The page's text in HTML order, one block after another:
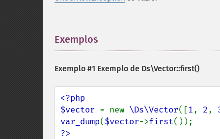
Exemplos
Exemplo #1 Exemplo de Ds\Vector::first()
<?php
$vector = new \Ds\Vector([1, 2,
var_dump($vector->first
?>